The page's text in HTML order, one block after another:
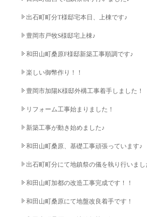
出石町町分T様邸宅本日、上棟です♪
豊岡市戸牧S様邸宅上棟♪
和田山町桑原F様邸新築工事順調です♪
楽しい御幣作り！！
豊岡市加陽K様邸外構工事着手しました！
リフォーム工事始まりました！
新築工事が動き始めました♪
和田山町桑原、基礎工事頑張っています♪
出石町町分にて地鎮祭の儀を執り行いまし
和田山町加都の改造工事完成です！！
和田山町桑原にて地盤改良着手です！